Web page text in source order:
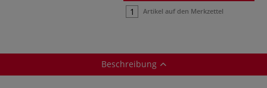
Artikel auf den Merkzettel
Beschreibung